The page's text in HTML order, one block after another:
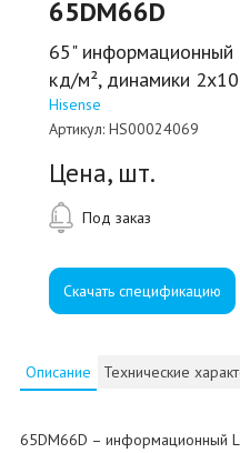
65DM66D
65" информационный
кд/м², динамики
Hisense
Артикул: HS00024069
Цена, шт.
Под заказ
Скачать спецификацию
Описание Технические
65DM66D – информационный